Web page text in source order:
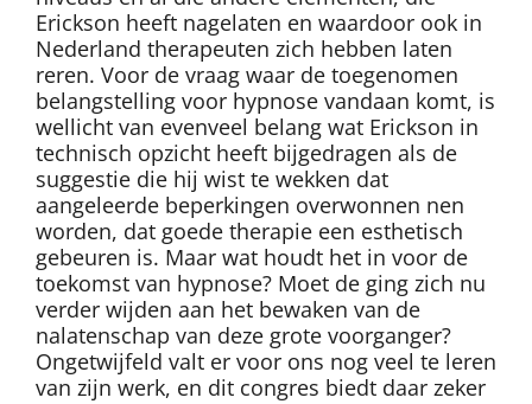
Erickson heeft nagelaten en waardoor ook in
Nederland therapeuten zich hebben laten
reren. Voor de vraag waar de toegenomen
belangstelling voor hypnose vandaan komt, is
wellicht van evenveel belang wat Erickson in
technisch opzicht heeft bijgedragen als de
suggestie die hij wist te wekken dat
aangeleerde beperkingen overwonnen nen
worden, dat goede therapie een esthetisch
gebeuren is. Maar wat houdt het in voor de
toekomst van hypnose? Moet de ging zich nu
verder wijden aan het bewaken van de
nalatenschap van deze grote voorganger?
Ongetwijfeld valt er voor ons nog veel te leren
van zijn werk, en dit congres biedt daar zeker